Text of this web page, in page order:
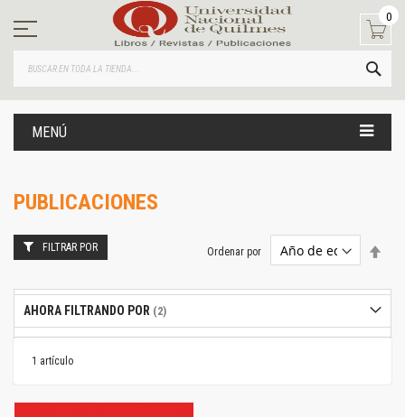
contenido
0
MENÚ
PUBLICACIONES
1 artículo
Ordenar por
FILTRAR POR
AHORA FILTRANDO POR